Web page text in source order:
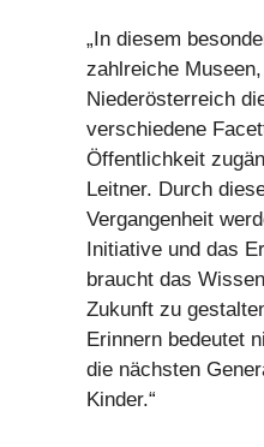
„In diesem
zahlreiche
Niederösterreich
verschiedene
Öffentlichkeit
Leitner. Durch
Vergangenheit
Initiative und das
braucht das
Zukunft zu
Erinnern bedeutet
die nächsten
Kinder.“